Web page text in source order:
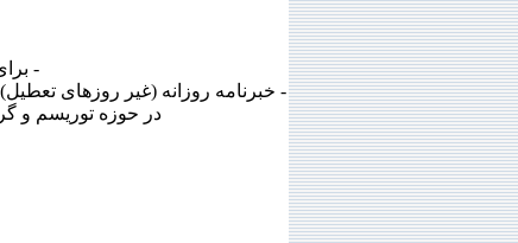
- برای
در حوزه توریسم و